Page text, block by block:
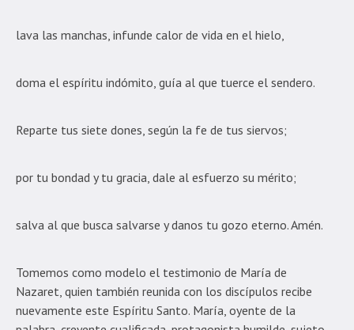
lava las manchas, infunde calor de vida en el hielo,
doma el espíritu indómito, guía al que tuerce el sendero.
Reparte tus siete dones, según la fe de tus siervos;
por tu bondad y tu gracia, dale al esfuerzo su mérito;
salva al que busca salvarse y danos tu gozo eterno. Amén.
Tomemos como modelo el testimonio de María de
Nazaret, quien también reunida con los discípulos recibe
nuevamente este Espíritu Santo. María, oyente de la